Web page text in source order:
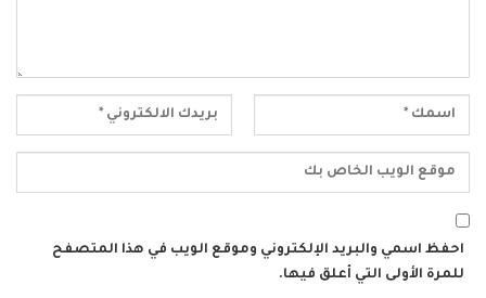
احفظ اسمي والبريد الإلكتروني وموقع الويب في هذا المتصفح
للمرة الأولى التي أعلق فيها.